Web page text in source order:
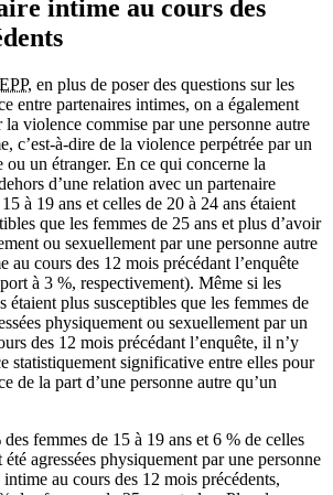
intime au cours des
, en plus de poser des questions sur les
entre partenaires intimes, on a également
la violence commise par une personne autre
c’est-à-dire de la violence perpétrée par un
ou un étranger. En ce qui concerne la
d’une relation avec un partenaire
à 19 ans et celles de 20 à 24 ans étaient
que les femmes de 25 ans et plus d’avoir
ou sexuellement par une personne autre
au cours des 12 mois précédant l’enquête
à 3 %, respectivement). Même si les
étaient plus susceptibles que les femmes de
physiquement ou sexuellement par un
des 12 mois précédant l’enquête, il n’y
statistiquement significative entre elles pour
de la part d’une personne autre qu’un
femmes de 15 à 19 ans et 6 % de celles
agressées physiquement par une personne
au cours des 12 mois précédents,